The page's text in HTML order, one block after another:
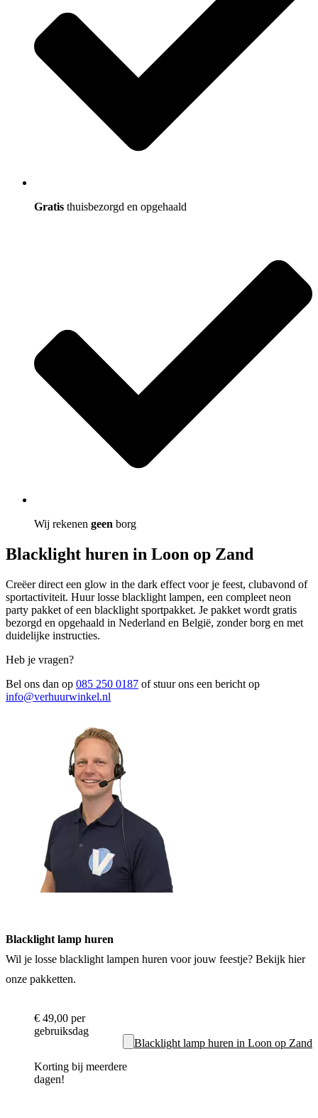
Gratis thuisbezorgd en opgehaald
Wij rekenen geen borg
Blacklight huren in Loon op Zand
Creëer direct een glow in the dark effect voor je feest, clubavond of
sportactiviteit. Huur losse blacklight lampen, een compleet neon
party pakket of een blacklight sportpakket. Je pakket wordt gratis
bezorgd en opgehaald in Nederland en België, zonder borg en met
duidelijke instructies.
Heb je vragen?
Bel ons dan op 085 250 0187 of stuur ons een bericht op
info@verhuurwinkel.nl
Blacklight lamp huren
Wil je losse blacklight lampen huren voor jouw feestje? Bekijk hier
onze pakketten.
€ 49,00 per
gebruiksdag
Korting bij meerdere
dagen!
Blacklight lamp huren in Loon op Zand